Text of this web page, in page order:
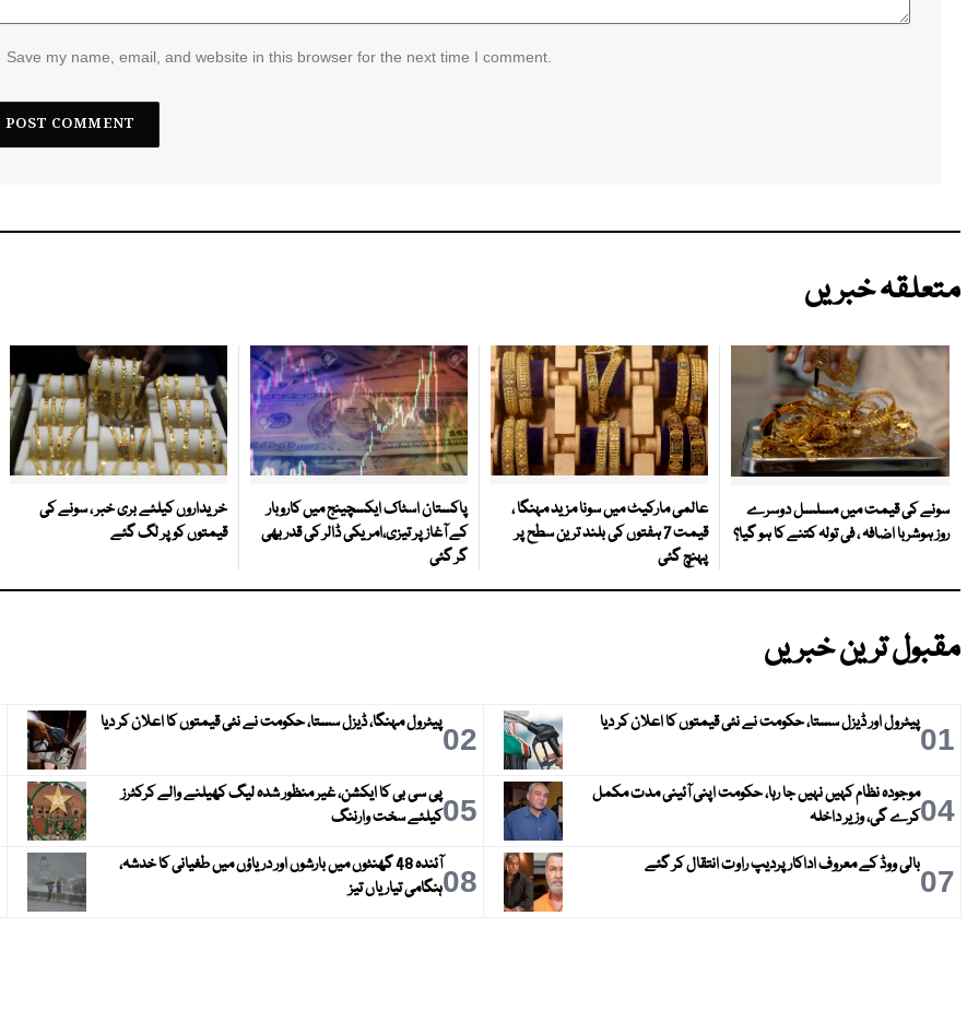
Save my name, email, and website in this browser for the next time I comment.
متعلقہ خبریں
سونے کی قیمت میں مسلسل دوسرے
روز ہوشربا اضافہ ، فی تولہ کتنے کا ہو گیا؟
عالمی مارکیٹ میں سونا مزید مہنگا ،
قیمت 7 ہفتوں کی بلند ترین سطح پر
پہنچ گئی
پاکستان اسٹاک ایکسچینج میں کاروبار
کے آغاز پر تیزی،امریکی ڈالر کی قدر بھی
گر گئی
خریداروں کیلئے بری خبر ، سونے کی
قیمتوں کو پر لگ گئے
مقبول ترین خبریں
01پیٹرول اور ڈیزل سستا، حکومت نے نئی قیمتوں کا اعلان کر دیا 02پیٹرول مہنگا، ڈیزل سستا، حکومت نے نئی قیمتوں کا اعلان کر دیا
04موجودہ نظام کہیں نہیں جا رہا، حکومت اپنی آئینی مدت مکمل
کرے گی، وزیر داخلہ
05پی سی بی کا ایکشن، غیر منظور شدہ لیگ کھیلنے والے کرکٹرز
کیلئے سخت وارننگ
07بالی ووڈ کے معروف اداکار پردیپ راوت انتقال کر گئے 08
آئندہ 48 گھنٹوں میں بارشوں اور دریاؤں میں طغیانی کا خدشہ،
ہنگامی تیاریاں تیز